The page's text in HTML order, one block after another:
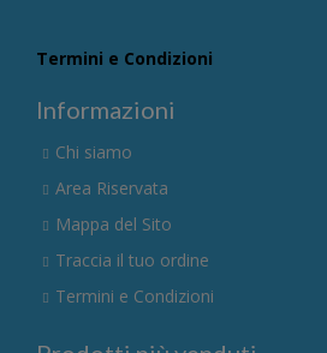
Termini e Condizioni
Informazioni
Chi siamo
Area Riservata
Mappa del Sito
Traccia il tuo ordine
Termini e Condizioni